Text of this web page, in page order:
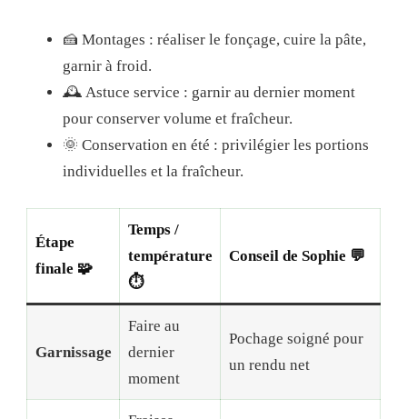
🍰 Montages : réaliser le fonçage, cuire la pâte,
garnir à froid.
🕰️ Astuce service : garnir au dernier moment
pour conserver volume et fraîcheur.
🌞 Conservation en été : privilégier les portions
individuelles et la fraîcheur.
Étape
finale 🧩
Temps /
température
⏱️
Conseil de Sophie 💬
Garnissage
Faire au
dernier
moment
Pochage soigné pour
un rendu net